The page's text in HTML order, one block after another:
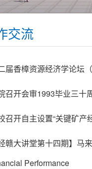
交流
届香樟资源经济学论坛
召开会审1993毕业三十
召开自主设置“关键矿产
赣大讲堂第十四期】马
Performance